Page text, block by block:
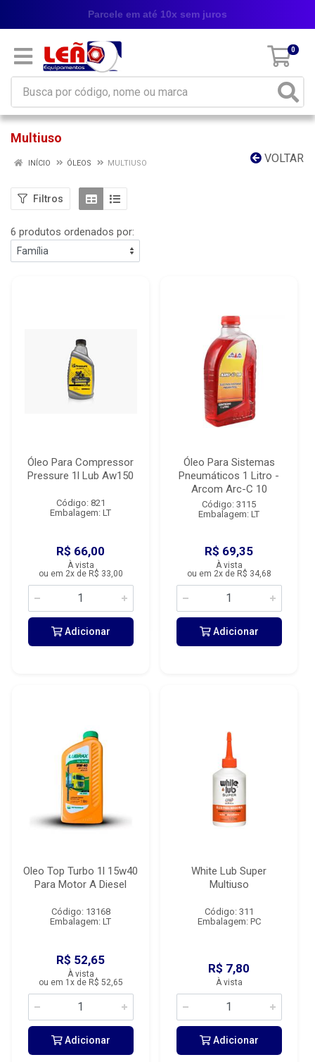
0
Parcele em até 10x sem juros
Multiuso
VOLTAR
INÍCIO ÓLEOS MULTIUSO
Filtros
6 produtos ordenados por:
Óleo Para Compressor
Pressure 1l Lub Aw150
Código: 821
Embalagem: LT
R$ 66,00
À vista
ou em 2x de R$ 33,00
Adicionar
Óleo Para Sistemas
Pneumáticos 1 Litro -
Arcom Arc-C 10
Código: 3115
Embalagem: LT
R$ 69,35
À vista
ou em 2x de R$ 34,68
Adicionar
Oleo Top Turbo 1l 15w40
Para Motor A Diesel
Código: 13168
Embalagem: LT
R$ 52,65
À vista
ou em 1x de R$ 52,65
Adicionar
White Lub Super
Multiuso
Código: 311
Embalagem: PC
R$ 7,80
À vista
Adicionar